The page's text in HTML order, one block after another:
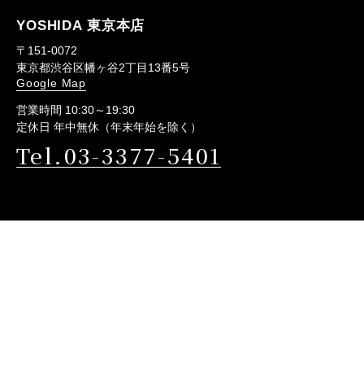
YOSHIDA 東京本店
〒151-0072
東京都渋谷区幡ヶ谷2丁目13番5号
Google Map
営業時間 10:30～19:30
定休日 年中無休（年末年始を除く）
Tel.03-3377-5401